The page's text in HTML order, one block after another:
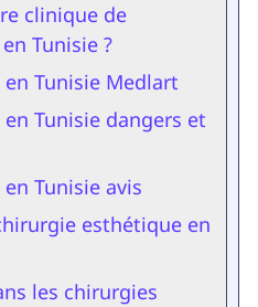
clinique de
Tunisie ?
Tunisie Medlart
Tunisie dangers et
Tunisie avis
esthétique en
les chirurgies